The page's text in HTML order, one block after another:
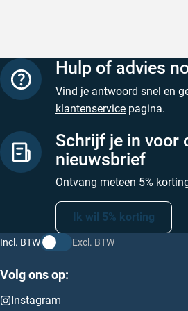
Hulp of advies
Vind je antwoord snel en
klantenservice pagina.
Schrijf je in voor
nieuwsbrief
Ontvang meteen 5%
Ik wil 5% korting
Incl. BTW Excl. BTW
Volg ons op:
Instagram